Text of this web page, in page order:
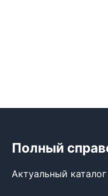
Полный
Актуальный